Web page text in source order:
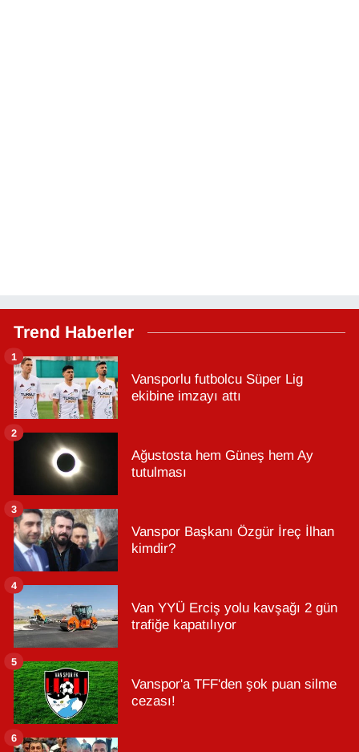
Trend Haberler
Vansporlu futbolcu Süper Lig
ekibine imzayı attı
1
Ağustosta hem Güneş hem Ay
tutulması
2
Vanspor Başkanı Özgür İreç İlhan
kimdir?
3
Van YYÜ Erciş yolu kavşağı 2 gün
trafiğe kapatılıyor
4
Vanspor'a TFF'den şok puan silme
cezası!
5
6